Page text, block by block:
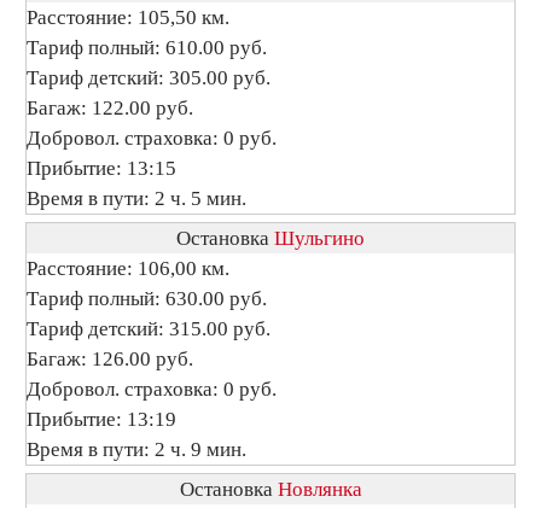
Расстояние: 105,50 км.
Тариф полный: 610.00 руб.
Тариф детский: 305.00 руб.
Багаж: 122.00 руб.
Добровол. страховка: 0 руб.
Прибытие: 13:15
Время в пути: 2 ч. 5 мин.
Остановка Шульгино
Расстояние: 106,00 км.
Тариф полный: 630.00 руб.
Тариф детский: 315.00 руб.
Багаж: 126.00 руб.
Добровол. страховка: 0 руб.
Прибытие: 13:19
Время в пути: 2 ч. 9 мин.
Остановка Новлянка